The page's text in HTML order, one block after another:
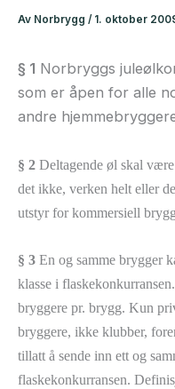
Av Norbrygg / 1. oktober
§ 1 Norbryggs
som er åpen for alle
andre
§ 2 Deltagende øl skal
det ikke, verken helt eller
utstyr for kommersiell
§ 3 En og samme brygger
klasse i
bryggere pr. brygg. Kun
bryggere, ikke klubber,
tillatt å sende inn ett og
flaskekonkurransen.